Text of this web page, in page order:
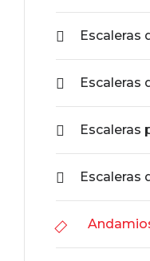
Escaleras
Escaleras
Escaleras
Escaleras